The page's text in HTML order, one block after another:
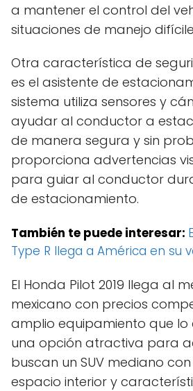
a mantener el control del
situaciones de manejo
Otra característica de
es el asistente de
sistema utiliza sensores y
ayudar al conductor a
de manera segura y sin
proporciona advertencias
para guiar al conductor
de estacionamiento.
También te puede interesar:
Type R llega a América en su
El Honda Pilot 2019 llega al
mexicano con precios
amplio equipamiento que lo
una opción atractiva para
buscan un SUV mediano
espacio interior y